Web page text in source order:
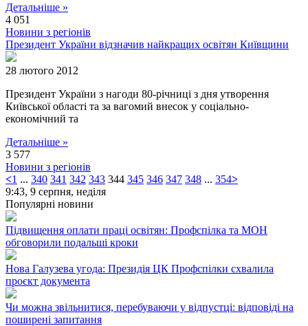
Детальніше »
4 051
Новини з регіонів
Президент України відзначив найкращих освітян Київщини
28 лютого 2012
Президент України з нагоди 80-річниці з дня утворення
Київської області та за вагомий внесок у соціально-
економічний та
Детальніше »
3 577
Новини з регіонів
<1 ... 340 341 342 343 344 345 346 347 348 ... 354>
9:43, 9 серпня, неділя
Популярні новини
Підвищення оплати праці освітян: Профспілка та МОН
обговорили подальші кроки
Нова Галузева угода: Президія ЦК Профспілки схвалила
проєкт документа
Чи можна звільнитися, перебуваючи у відпустці: відповіді на
поширені запитання